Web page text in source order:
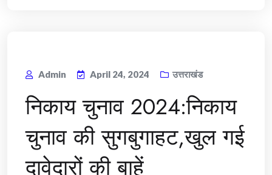
Admin April 24, 2024 उत्तराखंड
निकाय चुनाव 2024:निकाय
चुनाव की सुगबुगाहट,खुल गई
दावेदारों की बाहें